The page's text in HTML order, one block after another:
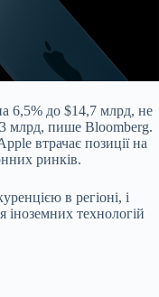
6,5% до $14,7 млрд, не
млрд, пише Bloomberg.
втрачає позиції на
ринків.
в регіоні, і
технологій